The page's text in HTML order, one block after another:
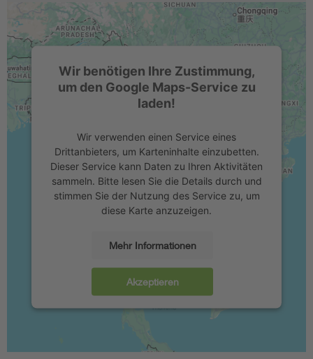
Wir benötigen Ihre Zustimmung,
um den Google Maps-Service zu
laden!
Wir verwenden einen Service eines
Drittanbieters, um Karteninhalte einzubetten.
Dieser Service kann Daten zu Ihren Aktivitäten
sammeln. Bitte lesen Sie die Details durch und
stimmen Sie der Nutzung des Service zu, um
diese Karte anzuzeigen.
Mehr Informationen
Akzeptieren